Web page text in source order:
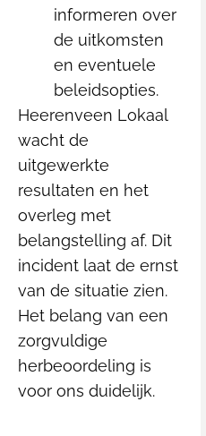
informeren over
de uitkomsten
en eventuele
beleidsopties.
Heerenveen Lokaal
wacht de
uitgewerkte
resultaten en het
overleg met
belangstelling af. Dit
incident laat de ernst
van de situatie zien.
Het belang van een
zorgvuldige
herbeoordeling is
voor ons duidelijk.